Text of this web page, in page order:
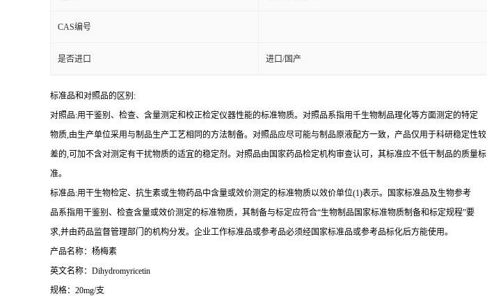
CAS编号
是否进口 进口/国产
标准品和对照品的区别:
对照品:用干鉴别、检查、含量测定和校正检定仪器性能的标准物质。对照品系指用千生物制品理化等方面测定的特定
物质,由生产单位采用与制品生产工艺相同的方法制备。对照品应尽可能与制品原液配方一致，产品仅用于科研稳定性较
差的,可加不含对测定有干扰物质的适宜的稳定剂。对照品由国家药品检定机构审查认可，其标准应不低干制品的质量标
准。
标准品:用干生物检定、抗生素或生物药品中含量或效价测定的标准物质以效价单位(1)表示。国家标准品及生物参考
品系指用干鉴别、检查含量或效价测定的标准物质，其制备与标定应符合“生物制品国家标准物质制备和标定规程”要
求,并由药品监督管理部门的机构分发。企业工作标准品或参考品必须经国家标准品或参考品标化后方能使用。
产品名称：杨梅素
英文名称：Dihydromyricetin
规格：20mg/支